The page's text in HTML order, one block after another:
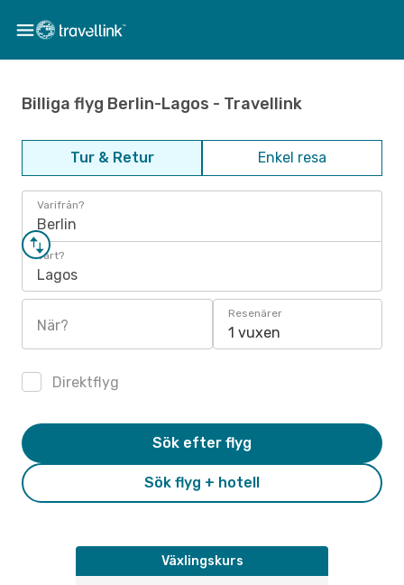
Billiga flyg Berlin-Lagos - Travellink
Tur & Retur Enkel resa
Varifrån?
Berlin
Vart?
Lagos
När?
Resenärer
1 vuxen
Direktflyg
Sök flyg + hotell
Sök efter flyg
Växlingskurs